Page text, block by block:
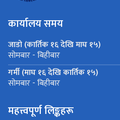
कार्यालय समय
जाडो (कार्तिक १६ देखि माघ १५)
सोमबार - बिहीबार
गर्मी (माघ १६ देखि कार्तिक १५)
सोमबार - बिहीबार
महत्त्वपूर्ण लिङ्कहरू